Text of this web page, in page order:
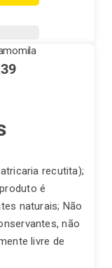
recutita);
é
naturais; Não
não
livre de